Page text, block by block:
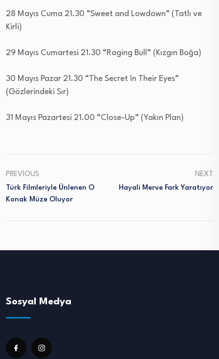
28 Mayıs Cuma 21.30 “Sweet and Lowdown” (Tatlı ve
Kirli)
29 Mayıs Cumartesi 21.30 “Raging Bull” (Kızgın Boğa)
30 Mayıs Pazar 21.30 “The Secret In Their Eyes”
(Gözlerindeki Sır)
31 Mayıs Pazartesi 21.00 “Close-Up” (Yakın Plan)
PREVIOUS
Türk Filmleriyle Ünlenen O
Konak Müze Oluyor
NEXT
Hayali Merve Fark Yaratıyor
Sosyal Medya